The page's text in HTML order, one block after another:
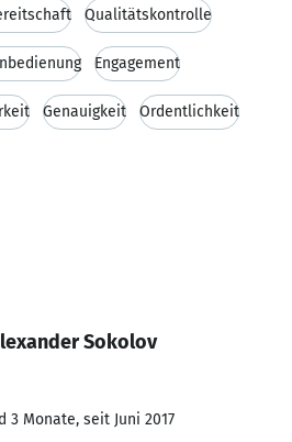
Qualitätskontrolle
Engagement
Genauigkeit Ordentlichkeit
Sokolov
3 Monate, seit Juni 2017